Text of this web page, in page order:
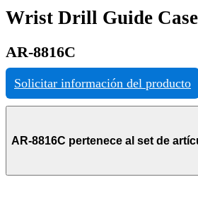
Wrist Drill Guide Case
AR-8816C
Solicitar información del producto
AR-8816C pertenece al set de